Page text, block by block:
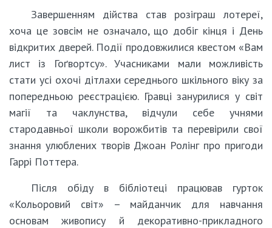
Завершенням дійства став розіграш лотереї,
хоча це зовсім не означало, що добіг кінця і День
відкритих дверей. Події продовжилися квестом «Вам
лист із Гоґвортсу». Учасниками мали можливість
стати усі охочі дітлахи середнього шкільного віку за
попередньою реєстрацією. Гравці занурилися у світ
магії та чаклунства, відчули себе учнями
стародавньої школи ворожбитів та перевірили свої
знання улюблених творів Джоан Ролінг про пригоди
Гаррі Поттера.
Після обіду в бібліотеці працював гурток
«Кольоровий світ» – майданчик для навчання
основам живопису й декоративно-прикладного